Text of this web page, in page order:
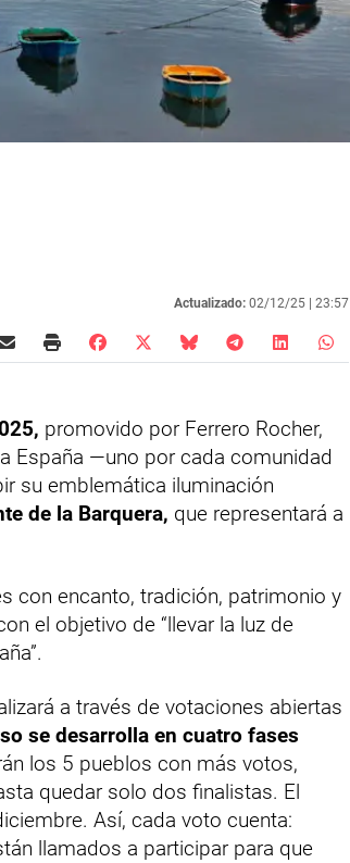
Actualizado: 02/12/25 | 23:57
promovido por Ferrero Rocher,
España —uno por cada comunidad
su emblemática iluminación
de la Barquera, que representará a
con encanto, tradición, patrimonio y
el objetivo de “llevar la luz de
a través de votaciones abiertas
se desarrolla en cuatro fases
los 5 pueblos con más votos,
quedar solo dos finalistas. El
Así, cada voto cuenta:
llamados a participar para que